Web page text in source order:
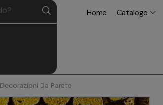
Home Catalogo
Decorazioni Da Parete